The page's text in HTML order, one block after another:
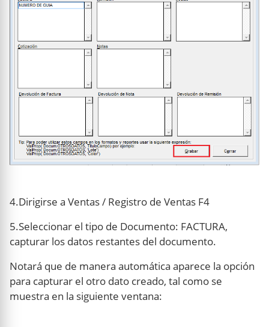
4.Dirigirse a Ventas / Registro de Ventas F4
5.Seleccionar el tipo de Documento: FACTURA,
capturar los datos restantes del documento.
Notará que de manera automática aparece la opción
para capturar el otro dato creado, tal como se
muestra en la siguiente ventana: